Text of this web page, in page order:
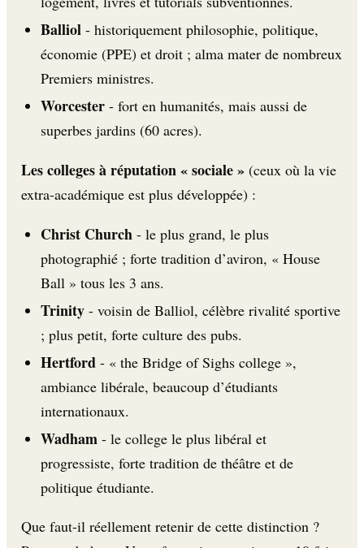
Balliol- historiquement philosophie, politique,
économie (PPE) et droit ; alma mater de nombreux
Premiers ministres.
Worcester- fort en humanités, mais aussi de
superbes jardins (60 acres).
Les colleges à réputation « sociale » (ceux où la vie
extra-académique est plus développée) :
Christ Church - le plus grand, le plus
photographié ; forte tradition d’aviron, « House
Ball » tous les 3 ans.
Trinity- voisin de Balliol, célèbre rivalité sportive
; plus petit, forte culture des pubs.
Hertford - « the Bridge of Sighs college »,
ambiance libérale, beaucoup d’étudiants
internationaux.
Wadham - le college le plus libéral et
progressiste, forte tradition de théâtre et de
politique étudiante.
Que faut-il réellement retenir de cette distinction ?